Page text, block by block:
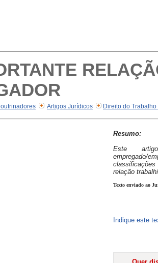
Artigos Jurídicos Direito do Trabalho
Resumo:
Este
empregado/
relação
Texto enviado ao
Indique este
Quer